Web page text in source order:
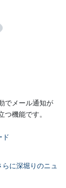
でメール通知が
つ機能です。
ド
に深堀り のニュ